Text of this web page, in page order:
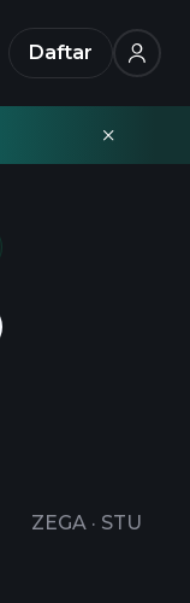
Daftar
ZEGA · STU